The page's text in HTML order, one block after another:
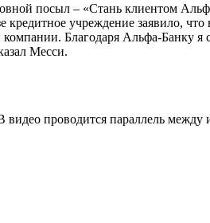
посыл – «Стань клиентом
учреждение заявило,
Благодаря Альфа-Банку я
Месси.
проводится параллель между